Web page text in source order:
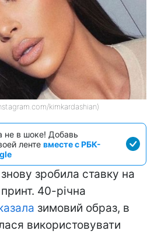
kimkardashian)
не в шоке! Добавь
ленте вместе с РБК-
зробила ставку на
40-річна
зимовий образ, в
використовувати